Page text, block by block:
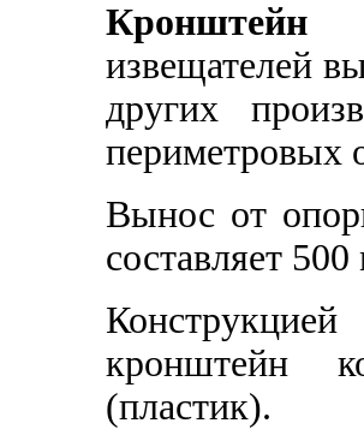
Кронштейн
извещателей
других
периметровых
Вынос от
составляет
кронштейн
(пластик).